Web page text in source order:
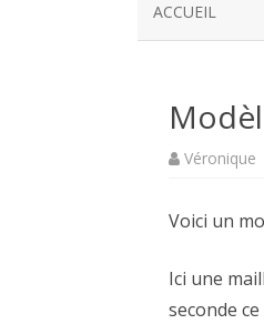
ACCUEIL
Véronique
Voici un
Ici une
seconde